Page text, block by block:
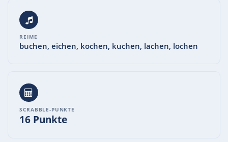
REIME
buchen, eichen, kochen, kuchen, lachen, lochen
SCRABBLE-PUNKTE
16 Punkte